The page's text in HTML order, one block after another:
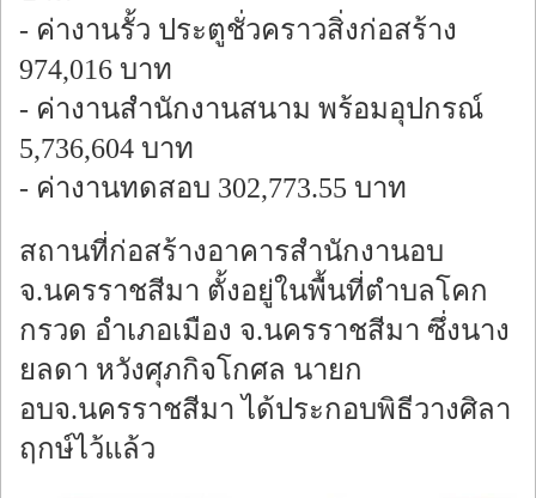
- ค่างานรั้ว ประตูชั่วคราวสิ่งก่อสร้าง
974,016 บาท
- ค่างานสำนักงานสนาม พร้อมอุปกรณ์
5,736,604 บาท
- ค่างานทดสอบ 302,773.55 บาท
สถานที่ก่อสร้างอาคารสำนักงานอบ
จ.นครราชสีมา ตั้งอยู่ในพื้นที่ตำบลโคก
กรวด อำเภอเมือง จ.นครราชสีมา ซึ่งนาง
ยลดา หวังศุภกิจโกศล นายก
อบจ.นครราชสีมา ได้ประกอบพิธีวางศิลา
ฤกษ์ไว้แล้ว